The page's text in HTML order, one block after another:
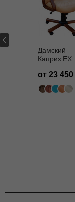
Дамский
Каприз EX
от 23 450